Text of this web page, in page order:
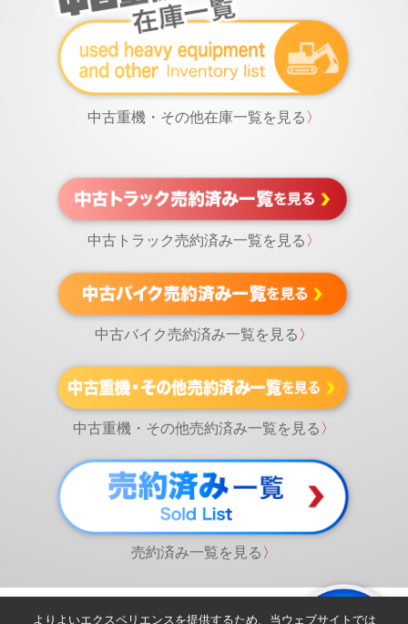
中古重機・その他在庫一覧を見る 〉
中古トラック売約済み一覧を見る 〉
中古バイク売約済み一覧を見る 〉
中古重機・その他売約済み一覧を見る 〉
売約済み一覧を見る 〉
よりよいエクスペリエンスを提供するため、当ウェブサイトでは